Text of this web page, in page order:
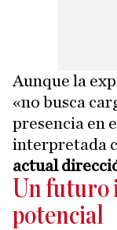
Aunque la
«no busca
presencia en
interpretada
actual
Un futuro
potencial